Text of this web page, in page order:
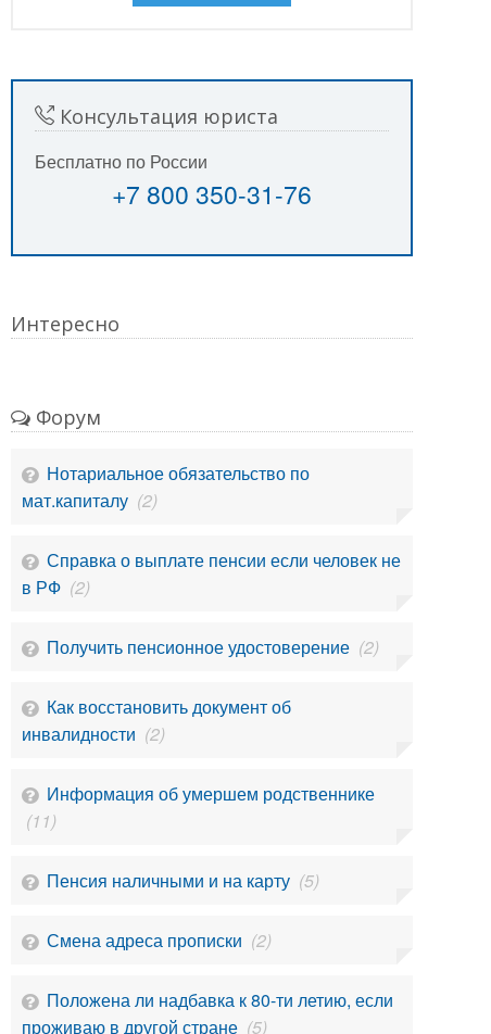
Консультация юриста
Бесплатно по России
+7 800 350-31-76
Интересно
Форум
Нотариальное обязательство по
мат.капиталу (2)
Справка о выплате пенсии если человек не
в РФ (2)
Получить пенсионное удостоверение (2)
Как восстановить документ об
инвалидности (2)
Информация об умершем родственнике
(11)
Пенсия наличными и на карту (5)
Смена адреса прописки (2)
Положена ли надбавка к 80-ти летию, если
проживаю в другой стране (5)